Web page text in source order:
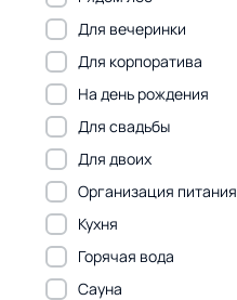
Для вечеринки
Для корпоратива
На день рождения
Для свадьбы
Для двоих
Организация питания
Кухня
Горячая вода
Сауна